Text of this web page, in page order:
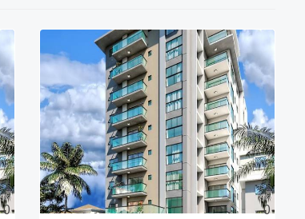
0
0